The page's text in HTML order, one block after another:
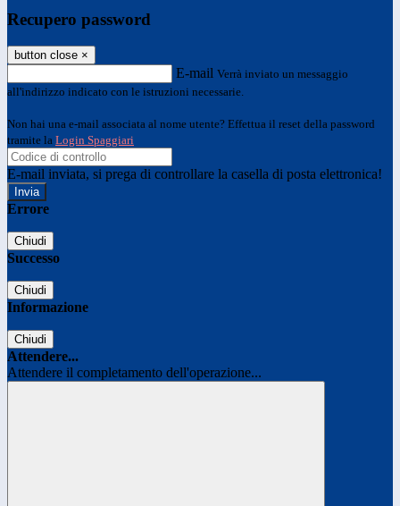
Recupero password
button close ×
E-mail Verrà inviato un messaggio
all'indirizzo indicato con le istruzioni necessarie.
Non hai una e-mail associata al nome utente? Effettua il reset della password
tramite la Login Spaggiari
E-mail inviata, si prega di controllare la casella di posta elettronica!
Errore
Chiudi
Successo
Chiudi
Informazione
Chiudi
Attendere...
Attendere il completamento dell'operazione...